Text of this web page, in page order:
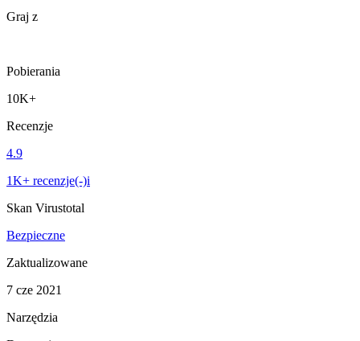
Graj z
Pobierania
10K+
Recenzje
4.9
1K+ recenzje(-)i
Skan Virustotal
Bezpieczne
Zaktualizowane
7 cze 2021
Narzędzia